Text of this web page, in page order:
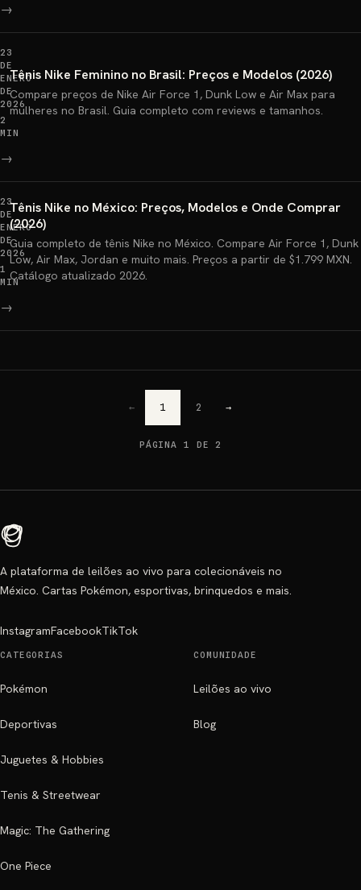
→
23
DE
ENERO
DE
2026
2
MIN
Tênis Nike Feminino no Brasil: Preços e Modelos (2026)
Compare preços de Nike Air Force 1, Dunk Low e Air Max para
mulheres no Brasil. Guia completo com reviews e tamanhos.
→
23
DE
ENERO
DE
2026
1
MIN
Tênis Nike no México: Preços, Modelos e Onde Comprar
(2026)
Guia completo de tênis Nike no México. Compare Air Force 1, Dunk
Low, Air Max, Jordan e muito mais. Preços a partir de $1.799 MXN.
Catálogo atualizado 2026.
→
← 1 2 →
PÁGINA 1 DE 2
A plataforma de leilões ao vivo para colecionáveis no
México. Cartas Pokémon, esportivas, brinquedos e mais.
InstagramFacebookTikTok
CATEGORIAS
Pokémon
Deportivas
Juguetes & Hobbies
Tenis & Streetwear
Magic: The Gathering
One Piece
COMUNIDADE
Leilões ao vivo
Blog